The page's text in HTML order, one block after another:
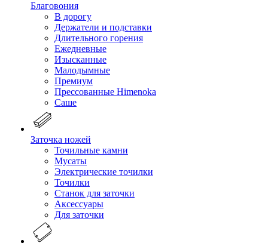
Благовония
В дорогу
Держатели и подставки
Длительного горения
Ежедневные
Изысканные
Малодымные
Премиум
Прессованные Himenoka
Саше
Заточка ножей
Точильные камни
Мусаты
Электрические точилки
Точилки
Станок для заточки
Аксессуары
Для заточки